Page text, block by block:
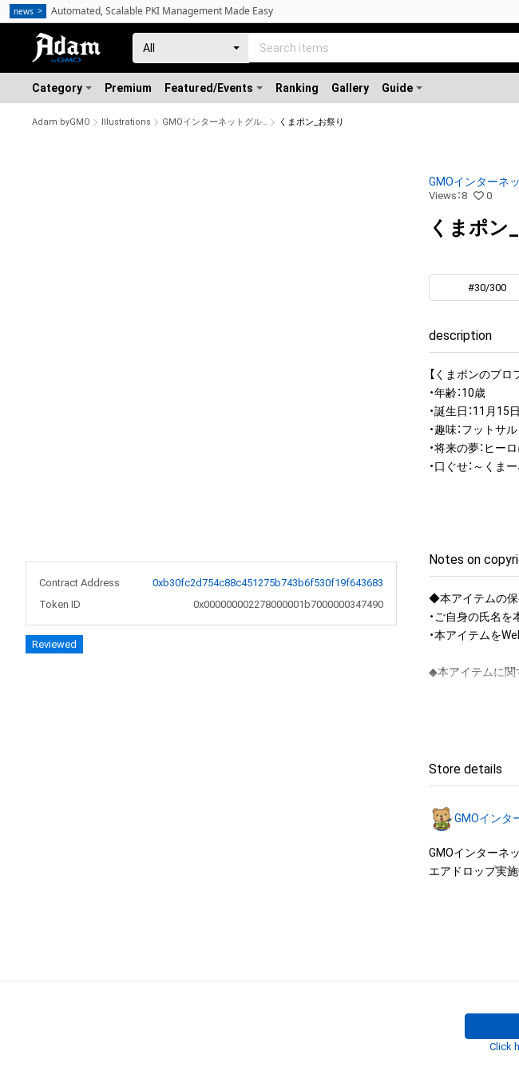
Category Premium Featured/Events Ranking Gallery Guide
Adam byGMO Illustrations GMOインターネットグループ公式キャラクター「くまポン」 くまポン_お祭り
Contract Address
0xb30fc2d754c88c451275b743b6f530f19f643683
Token ID
0x000000002278000001b7000000347490
Reviewed
GMOインターネ
Views ： 8 0
くまポン
#30/300
description
【くまポンのプロ
・年齢：10歳
・誕生日：11月15日
・趣味：フットサ
・将来の夢：ヒー
・口ぐせ：～くまー
Notes on
◆本アイテムの保
・ご自身の氏名
・本アイテムを
◆本アイテムに関
・本アイテムに関
みますがこれらに
それらの権利に
れています。その
関する創作物に
ル、リバースエ
・本アイテムの購
Store details
GMOインタ
GMOインターネ
エアドロップ実
Click
news Automated, Scalable PKI Management Made Easy